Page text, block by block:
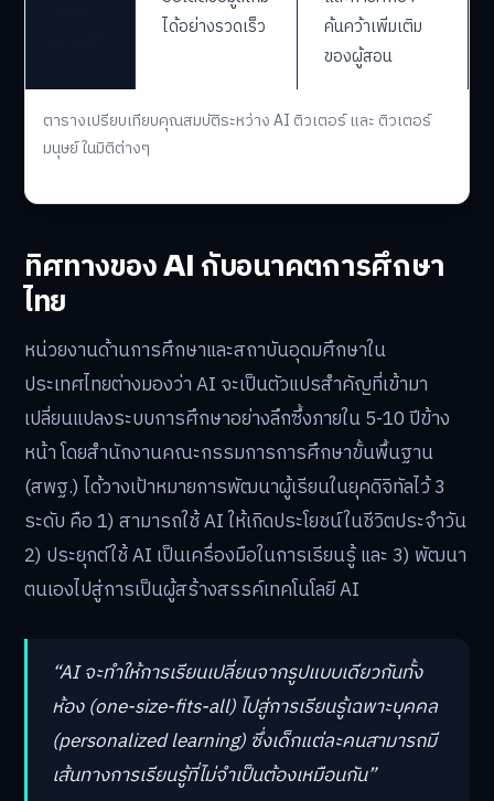
ตารางเปรียบเทียบคุณสมบัติระหว่าง AI ติวเตอร์ และ ติวเตอร์
มนุษย์ ในมิติต่างๆ
ได้อย่างรวดเร็ว
ค้นคว้าเพิ่มเติม
ของผู้สอน
ทิศทางของ AI กับอนาคตการศึกษา
ไทย
หน่วยงานด้านการศึกษาและสถาบันอุดมศึกษาใน
ประเทศไทยต่างมองว่า AI จะเป็นตัวแปรสำคัญที่เข้ามา
เปลี่ยนแปลงระบบการศึกษาอย่างลึกซึ้งภายใน 5-10 ปีข้าง
หน้า โดยสำนักงานคณะกรรมการการศึกษาขั้นพื้นฐาน
(สพฐ.) ได้วางเป้าหมายการพัฒนาผู้เรียนในยุคดิจิทัลไว้ 3
ระดับ คือ 1) สามารถใช้ AI ให้เกิดประโยชน์ในชีวิตประจำวัน
2) ประยุกต์ใช้ AI เป็นเครื่องมือในการเรียนรู้ และ 3) พัฒนา
ตนเองไปสู่การเป็นผู้สร้างสรรค์เทคโนโลยี AI
“AI จะทำให้การเรียนเปลี่ยนจากรูปแบบเดียวกันทั้ง
ห้อง (one-size-fits-all) ไปสู่การเรียนรู้เฉพาะบุคคล
(personalized learning) ซึ่งเด็กแต่ละคนสามารถมี
เส้นทางการเรียนรู้ที่ไม่จำเป็นต้องเหมือนกัน”